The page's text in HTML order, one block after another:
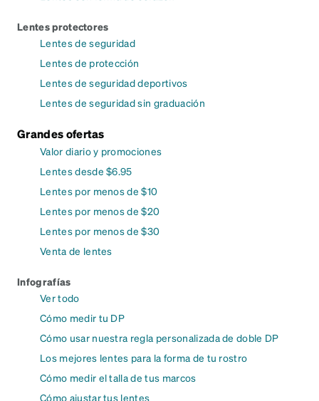
Lentes protectores
Lentes de seguridad
Lentes de protección
Lentes de seguridad deportivos
Lentes de seguridad sin graduación
Grandes ofertas
Valor diario y promociones
Lentes desde $6.95
Lentes por menos de $10
Lentes por menos de $20
Lentes por menos de $30
Venta de lentes
Infografías
Ver todo
Cómo medir tu DP
Cómo usar nuestra regla personalizada de doble DP
Los mejores lentes para la forma de tu rostro
Cómo medir el talla de tus marcos
Cómo ajustar tus lentes